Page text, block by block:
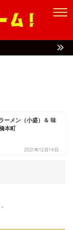
ーメン（小盛）＆ 味
本町
2021年12月14日